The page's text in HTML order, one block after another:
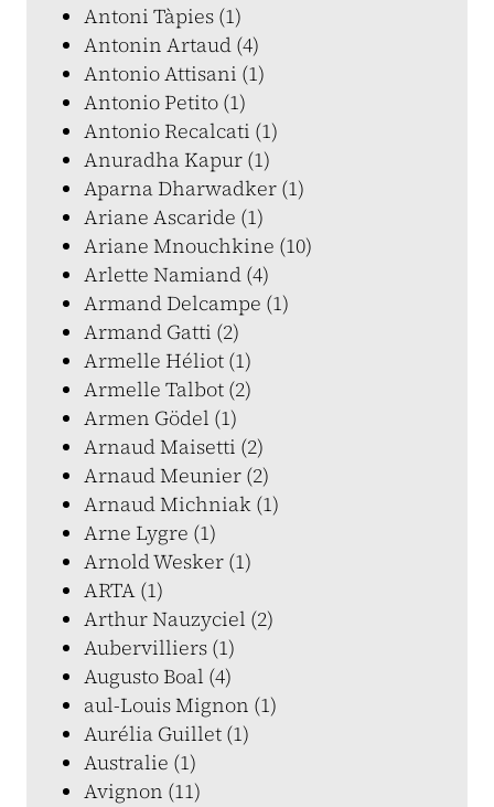
Antoni Tàpies (1)
Antonin Artaud (4)
Antonio Attisani (1)
Antonio Petito (1)
Antonio Recalcati (1)
Anuradha Kapur (1)
Aparna Dharwadker (1)
Ariane Ascaride (1)
Ariane Mnouchkine (10)
Arlette Namiand (4)
Armand Delcampe (1)
Armand Gatti (2)
Armelle Héliot (1)
Armelle Talbot (2)
Armen Gödel (1)
Arnaud Maisetti (2)
Arnaud Meunier (2)
Arnaud Michniak (1)
Arne Lygre (1)
Arnold Wesker (1)
ARTA (1)
Arthur Nauzyciel (2)
Aubervilliers (1)
Augusto Boal (4)
aul-Louis Mignon (1)
Aurélia Guillet (1)
Australie (1)
Avignon (11)